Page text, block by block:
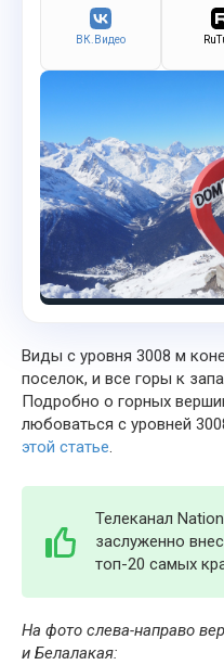
ВК.Видео
Виды с уровня 3008 м
поселок, и все горы к
Подробно о горных
любоваться с уровней
этой статье.
Телеканал
заслуженно
топ-20 самых
На фото слева-направо
и Белалакая: